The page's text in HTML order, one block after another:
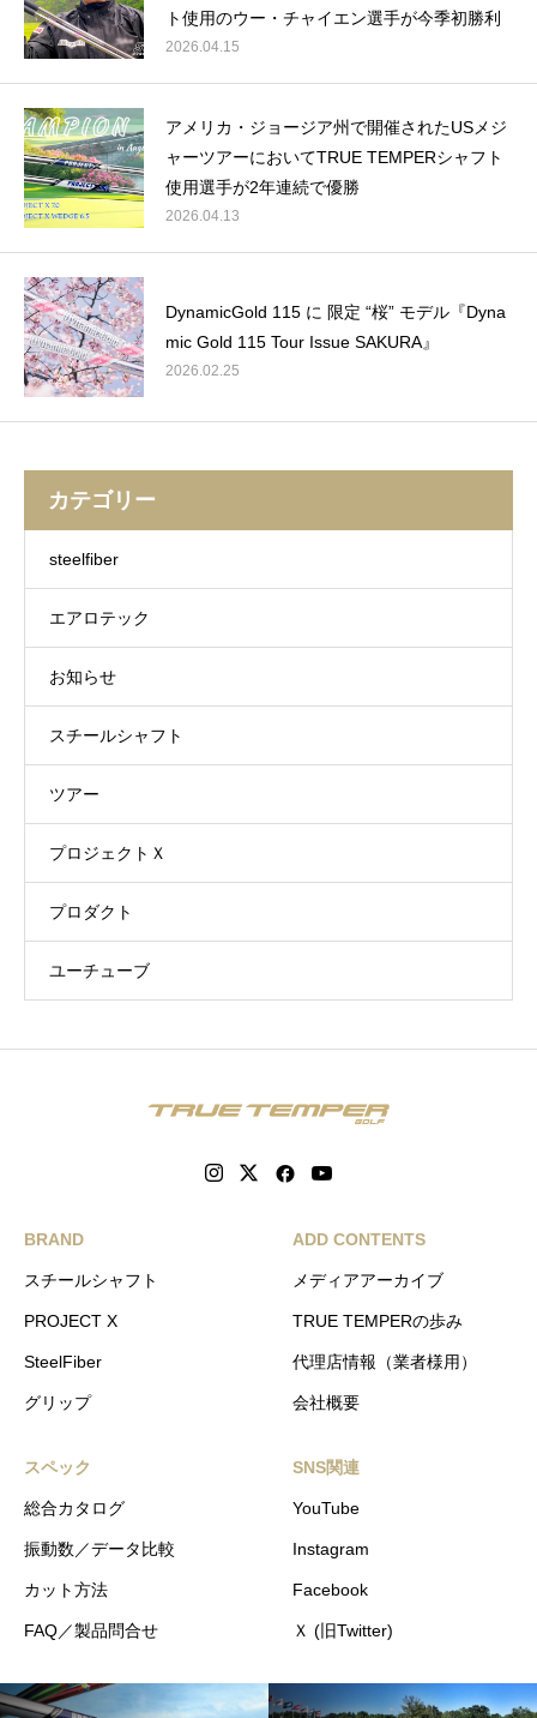
ト使用のウー・チャイエン選手が今季初勝利
2026.04.15
アメリカ・ジョージア州で開催されたUSメジ
ャーツアーにおいてTRUE TEMPERシャフト
使用選手が2年連続で優勝
2026.04.13
DynamicGold 115 に 限定 “桜” モデル『Dyna
mic Gold 115 Tour Issue SAKURA』
2026.02.25
カテゴリー
steelfiber
エアロテック
お知らせ
スチールシャフト
ツアー
プロジェクトＸ
プロダクト
ユーチューブ
BRAND
スチールシャフト
PROJECT X
SteelFiber
グリップ
ADD CONTENTS
メディアアーカイブ
TRUE TEMPERの歩み
代理店情報（業者様用）
会社概要
スペック
総合カタログ
振動数／データ比較
カット方法
FAQ／製品問合せ
SNS関連
YouTube
Instagram
Facebook
Ｘ (旧Twitter)